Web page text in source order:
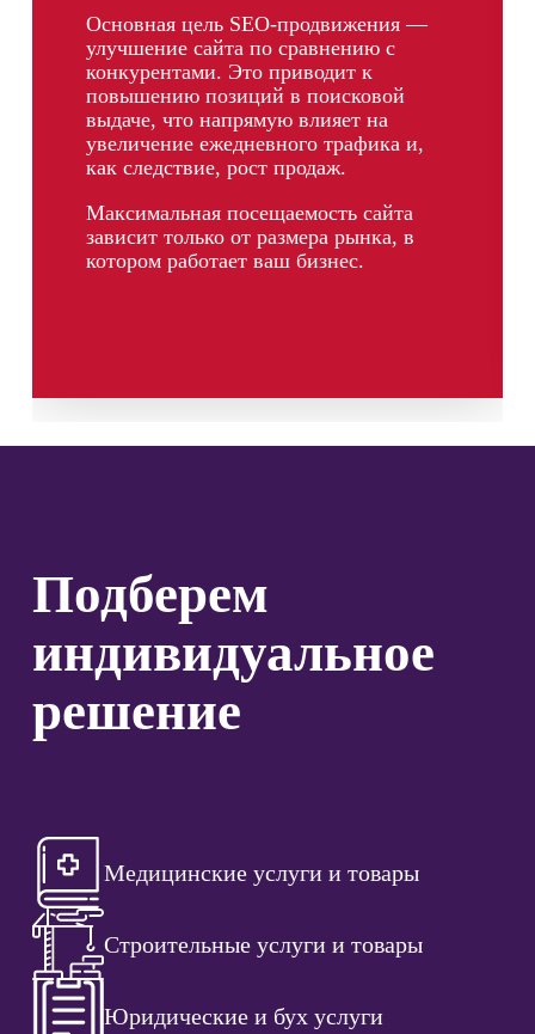
Основная цель SEO-продвижения —
улучшение сайта по сравнению с
конкурентами. Это приводит к
повышению позиций в поисковой
выдаче, что напрямую влияет на
увеличение ежедневного трафика и,
как следствие, рост продаж.
Максимальная посещаемость сайта
зависит только от размера рынка, в
котором работает ваш бизнес.
Подберем
индивидуальное
решение
Медицинские услуги и товары
Строительные услуги и товары
Юридические и бух услуги